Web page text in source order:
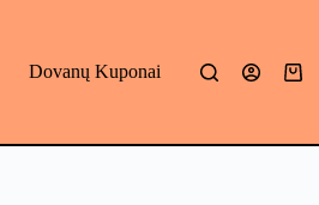
Dovanų Kuponai
Mano